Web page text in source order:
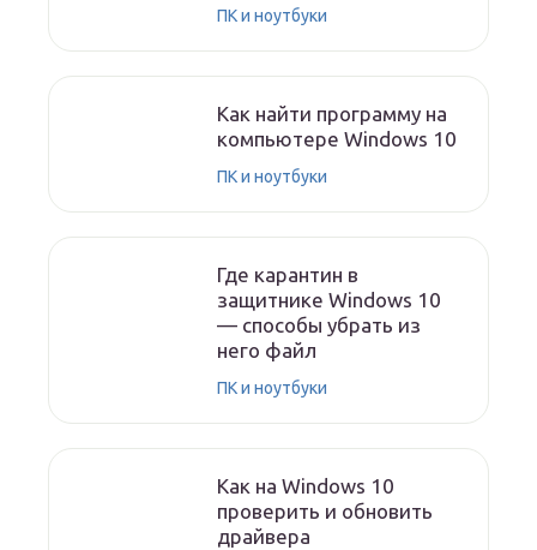
ПК и ноутбуки
Как найти программу на
компьютере Windows 10
ПК и ноутбуки
Где карантин в
защитнике Windows 10
— способы убрать из
него файл
ПК и ноутбуки
Как на Windows 10
проверить и обновить
драйвера